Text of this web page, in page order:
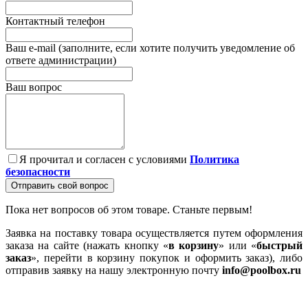
Контактный телефон
Ваш e-mail (заполните, если хотите получить уведомление об
ответе администрации)
Ваш вопрос
Я прочитал и согласен с условиями Политика
безопасности
Отправить свой вопрос
Пока нет вопросов об этом товаре. Станьте первым!
Заявка на поставку товара осуществляется путем оформления
заказа на сайте (нажать кнопку «в корзину» или «быстрый
заказ», перейти в корзину покупок и оформить заказ), либо
отправив заявку на нашу электронную почту info@poolbox.ru